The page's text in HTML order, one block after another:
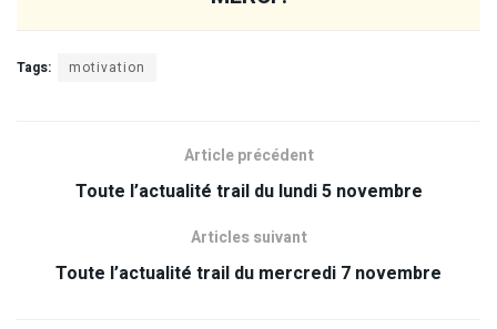
Tags: motivation
Article précédent
Toute l’actualité trail du lundi 5 novembre
Articles suivant
Toute l’actualité trail du mercredi 7 novembre